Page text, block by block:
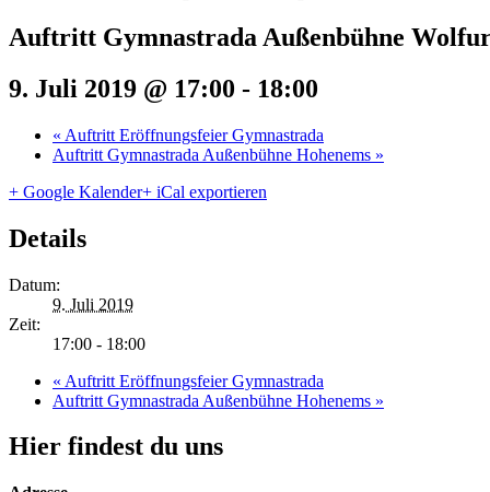
Auftritt Gymnastrada Außenbühne
9. Juli 2019 @ 17:00 - 18:00
« Auftritt Eröffnungsfeier Gymnastrada
Auftritt Gymnastrada Außenbühne Hohenems »
+ Google Kalender+ iCal exportieren
Details
Datum:
9. Juli 2019
Zeit:
17:00 - 18:00
« Auftritt Eröffnungsfeier Gymnastrada
Auftritt Gymnastrada Außenbühne Hohenems »
Hier findest du uns